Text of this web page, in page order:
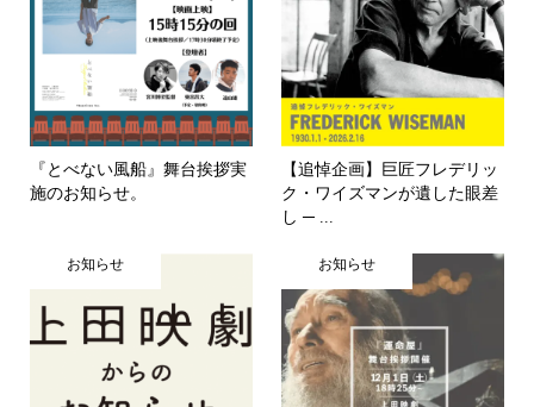
『とべない風船』舞台挨拶実
施のお知らせ。
【追悼企画】巨匠フレデリッ
ク・ワイズマンが遺した眼差
し ─ ...
お知らせ お知らせ